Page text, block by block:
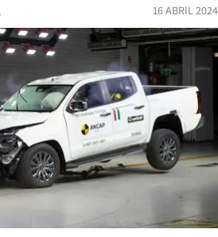
16 ABRIL 2024